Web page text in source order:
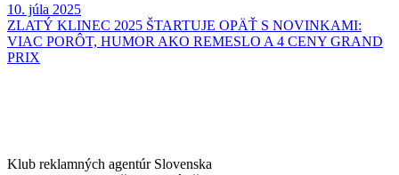
10. júla 2025
ZLATÝ KLINEC 2025 ŠTARTUJE OPÄŤ S NOVINKAMI:
VIAC PORÔT, HUMOR AKO REMESLO A 4 CENY GRAND
PRIX
Klub reklamných agentúr Slovenska